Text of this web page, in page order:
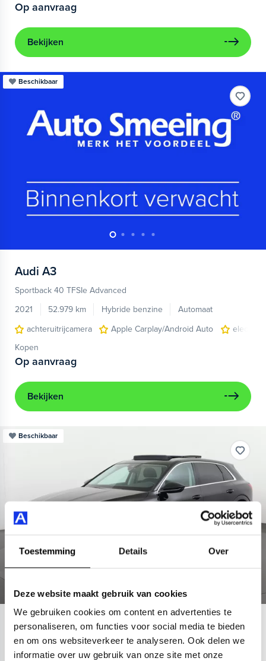
Toestemming Details Over
Deze website maakt gebruik van cookies
We gebruiken cookies om content en advertenties te
personaliseren, om functies voor social media te bieden
en om ons websiteverkeer te analyseren. Ook delen we
informatie over uw gebruik van onze site met onze
Op aanvraag
Bekijken
Beschikbaar
Audi A3
Sportback 40 TFSIe Advanced
2021
52.979 km Hybride benzine
Automaat
achteruitrijcamera
Apple Carplay/Android Auto
Kopen
Op aanvraag
Bekijken
Beschikbaar
Audi e-tron
55 quattro Advanced 95 kWh